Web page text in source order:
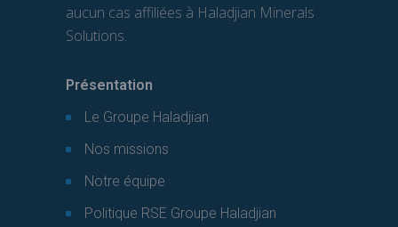
aucun cas affiliées à Haladjian Minerals
Solutions.
Présentation
Le Groupe Haladjian
Nos missions
Notre équipe
Politique RSE Groupe Haladjian